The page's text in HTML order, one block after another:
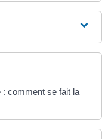
: comment se fait la